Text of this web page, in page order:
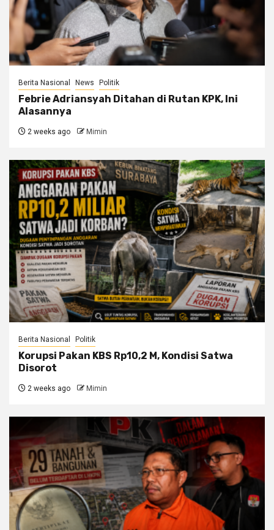
Berita Nasional News Politik
Febrie Adriansyah Ditahan di Rutan KPK, Ini
Alasannya
2 weeks ago Mimin
Berita Nasional Politik
Korupsi Pakan KBS Rp10,2 M, Kondisi Satwa
Disorot
2 weeks ago Mimin